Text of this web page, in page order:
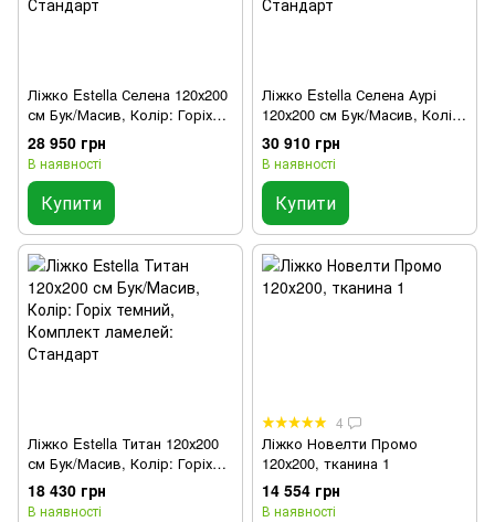
Ліжко Estella Селена 120х200
см Бук/Масив, Колір: Горіх
темний, Комплект ламелей:
Стандарт
28 950 грн
В наявності
Купити
Ліжко Estella Селена Аурі
120х200 см Бук/Масив, Колір:
Горіх темний, Комплект
ламелей: Стандарт
30 910 грн
В наявності
Купити
Ліжко Estella Титан 120х200
см Бук/Масив, Колір: Горіх
темний, Комплект ламелей:
Стандарт
18 430 грн
В наявності
4
Ліжко Новелти Промо
120х200, тканина 1
14 554 грн
В наявності